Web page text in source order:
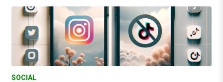
SOCIAL